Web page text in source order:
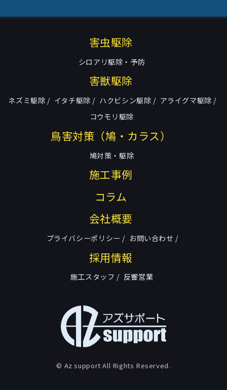
害虫駆除
シロアリ駆除・予防
害獣駆除
ネズミ駆除 イタチ駆除 ハクビシン駆除
アライグマ駆除
コウモリ駆除
鳥害対策（鳩・カラス）
鳩対策・駆除
施工事例
コラム
会社概要
プライバシーポリシー お問い合わせ
採用情報
施工スタッフ 反響営業
© Az support All Rights Reserved.